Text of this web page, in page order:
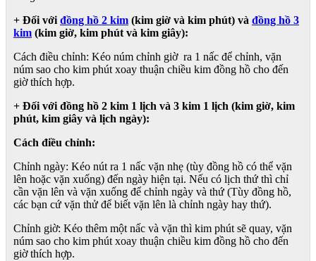
+ Đối với đồng hồ 2 kim (kim giờ và kim phút) và đồng hồ 3
kim (kim giờ, kim phút và kim giây):
Cách điều chỉnh: Kéo núm chỉnh giờ ra 1 nấc để chỉnh, vặn
núm sao cho kim phút xoay thuận chiều kim đồng hồ cho đến
giờ thích hợp.
+ Đối với đồng hồ 2 kim 1 lịch và 3 kim 1 lịch (kim giờ, kim
phút, kim giây và lịch ngày):
Cách điều chỉnh:
Chỉnh ngày: Kéo nút ra 1 nấc vặn nhẹ (tùy đồng hồ có thể vặn
lên hoặc vặn xuống) đến ngày hiện tại. Nếu có lịch thứ thì chỉ
cần vặn lên và vặn xuống để chỉnh ngày và thứ (Tùy đồng hồ,
các bạn cứ vặn thử để biết vặn lên là chỉnh ngày hay thứ).
Chỉnh giờ: Kéo thêm một nấc và vặn thì kim phút sẽ quay, vặn
núm sao cho kim phút xoay thuận chiều kim đồng hồ cho đến
giờ thích hợp.